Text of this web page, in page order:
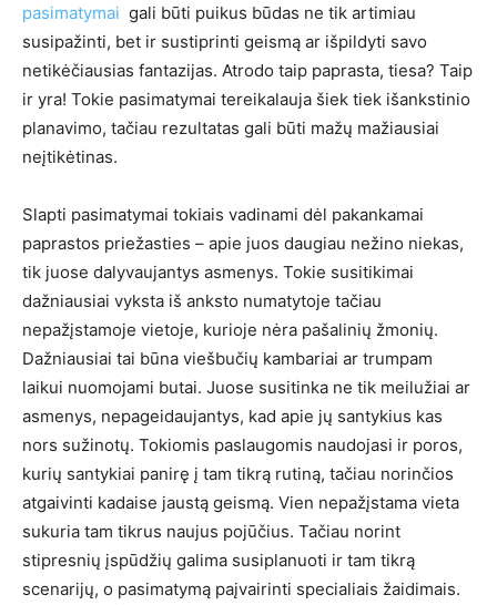
pasimatymai gali būti puikus būdas ne tik artimiau
susipažinti, bet ir sustiprinti geismą ar išpildyti savo
netikėčiausias fantazijas. Atrodo taip paprasta, tiesa? Taip
ir yra! Tokie pasimatymai tereikalauja šiek tiek išankstinio
planavimo, tačiau rezultatas gali būti mažų mažiausiai
neįtikėtinas.
Slapti pasimatymai tokiais vadinami dėl pakankamai
paprastos priežasties – apie juos daugiau nežino niekas,
tik juose dalyvaujantys asmenys. Tokie susitikimai
dažniausiai vyksta iš anksto numatytoje tačiau
nepažįstamoje vietoje, kurioje nėra pašalinių žmonių.
Dažniausiai tai būna viešbučių kambariai ar trumpam
laikui nuomojami butai. Juose susitinka ne tik meilužiai ar
asmenys, nepageidaujantys, kad apie jų santykius kas
nors sužinotų. Tokiomis paslaugomis naudojasi ir poros,
kurių santykiai panirę į tam tikrą rutiną, tačiau norinčios
atgaivinti kadaise jaustą geismą. Vien nepažįstama vieta
sukuria tam tikrus naujus pojūčius. Tačiau norint
stipresnių įspūdžių galima susiplanuoti ir tam tikrą
scenarijų, o pasimatymą paįvairinti specialiais žaidimais.